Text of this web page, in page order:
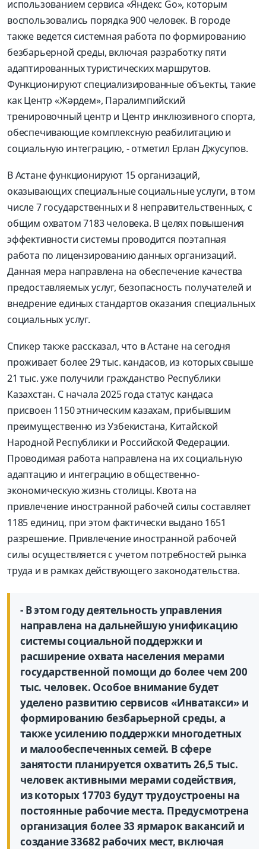
использованием сервиса «Яндекс Go», которым
воспользовались порядка 900 человек. В городе
также ведется системная работа по формированию
безбарьерной среды, включая разработку пяти
адаптированных туристических маршрутов.
Функционируют специализированные объекты, такие
как Центр «Жәрдем», Паралимпийский
тренировочный центр и Центр инклюзивного спорта,
обеспечивающие комплексную реабилитацию и
социальную интеграцию, - отметил Ерлан Джусупов.
В Астане функционируют 15 организаций,
оказывающих специальные социальные услуги, в том
числе 7 государственных и 8 неправительственных, с
общим охватом 7183 человека. В целях повышения
эффективности системы проводится поэтапная
работа по лицензированию данных организаций.
Данная мера направлена на обеспечение качества
предоставляемых услуг, безопасность получателей и
внедрение единых стандартов оказания специальных
социальных услуг.
Спикер также рассказал, что в Астане на сегодня
проживает более 29 тыс. кандасов, из которых свыше
21 тыс. уже получили гражданство Республики
Казахстан. С начала 2025 года статус кандаса
присвоен 1150 этническим казахам, прибывшим
преимущественно из Узбекистана, Китайской
Народной Республики и Российской Федерации.
Проводимая работа направлена на их социальную
адаптацию и интеграцию в общественно-
экономическую жизнь столицы. Квота на
привлечение иностранной рабочей силы составляет
1185 единиц, при этом фактически выдано 1651
разрешение. Привлечение иностранной рабочей
силы осуществляется с учетом потребностей рынка
труда и в рамках действующего законодательства.
- В этом году деятельность управления
направлена на дальнейшую унификацию
системы социальной поддержки и
расширение охвата населения мерами
государственной помощи до более чем 200
тыс. человек. Особое внимание будет
уделено развитию сервисов «Инватакси» и
формированию безбарьерной среды, а
также усилению поддержки многодетных
и малообеспеченных семей. В сфере
занятости планируется охватить 26,5 тыс.
человек активными мерами содействия,
из которых 17703 будут трудоустроены на
постоянные рабочие места. Предусмотрена
организация более 33 ярмарок вакансий и
создание 33682 рабочих мест, включая